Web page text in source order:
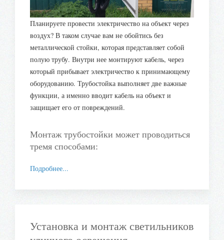
Планируете провести электричество на объект через
воздух? В таком случае вам не обойтись без
металлической стойки, которая представляет собой
полую трубу. Внутри нее монтируют кабель, через
который прибывает электричество к принимающему
оборудованию. Трубостойка выполняет две важные
функции, а именно вводит кабель на объект и
защищает его от повреждений.
Монтаж трубостойки может проводиться
тремя способами:
Подробнее...
Установка и монтаж светильников